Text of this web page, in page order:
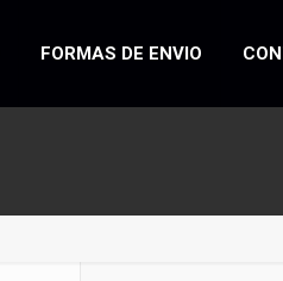
FORMAS DE ENVIO